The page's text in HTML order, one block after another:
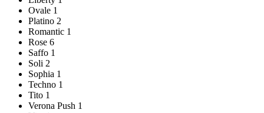
Ovale 1
Platino 2
Romantic 1
Rose 6
Saffo 1
Soli 2
Sophia 1
Techno 1
Tito 1
Verona Push 1